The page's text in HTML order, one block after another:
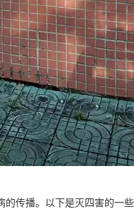
传播。以下是灭四害的一些